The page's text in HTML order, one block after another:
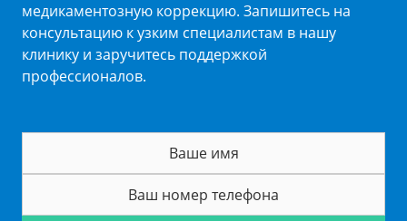
медикаментозную коррекцию. Запишитесь на
консультацию к узким специалистам в нашу
клинику и заручитесь поддержкой
профессионалов.